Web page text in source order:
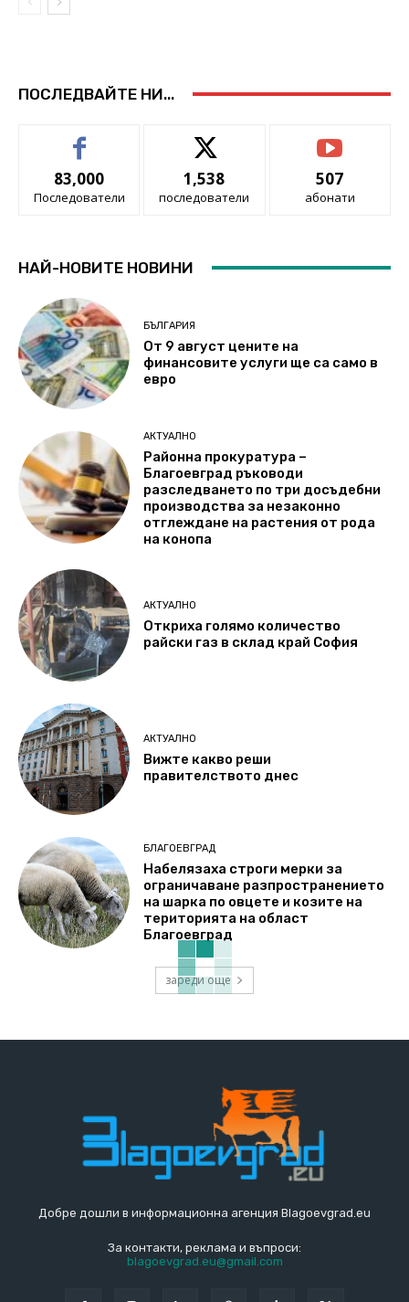
ПОСЛЕДВАЙТЕ НИ...
83,000
Последователи
1,538
последователи
507
абонати
НАЙ-НОВИТЕ НОВИНИ
БЪЛГАРИЯ
От 9 август цените на
финансовите услуги ще са само в
евро
АКТУАЛНО
Районна прокуратура –
Благоевград ръководи
разследването по три досъдебни
производства за незаконно
отглеждане на растения от рода
на конопа
АКТУАЛНО
Откриха голямо количество
райски газ в склад край София
АКТУАЛНО
Вижте какво реши
правителството днес
БЛАГОЕВГРАД
Набелязаха строги мерки за
ограничаване разпространението
на шарка по овцете и козите на
територията на област
Благоевград
зареди още
Добре дошли в информационна агенция Blagoevgrad.eu
За контакти, реклама и въпроси:
blagoevgrad.eu@gmail.com